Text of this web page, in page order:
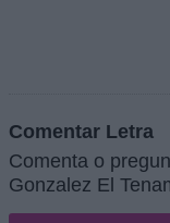
Comentar Letra
Comenta o
Gonzalez El